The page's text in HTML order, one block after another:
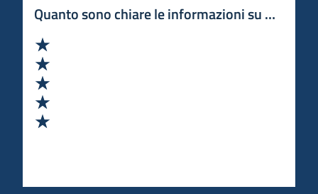
Quanto sono chiare le informazioni su questa